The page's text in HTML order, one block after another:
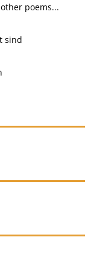
poems...
sind